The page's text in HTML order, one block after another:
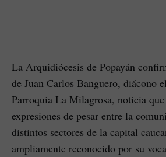
La Arquidiócesis de Popayán
de Juan Carlos Banguero, diácono
Parroquia La Milagrosa, noticia
expresiones de pesar entre la
distintos sectores de la capital
ampliamente reconocido por su